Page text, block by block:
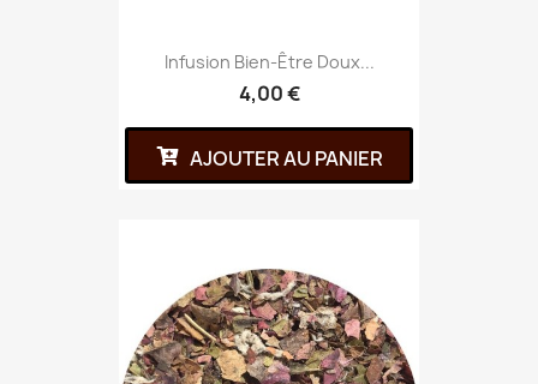
Infusion Bien-Être Doux...
4,00 €
AJOUTER AU PANIER